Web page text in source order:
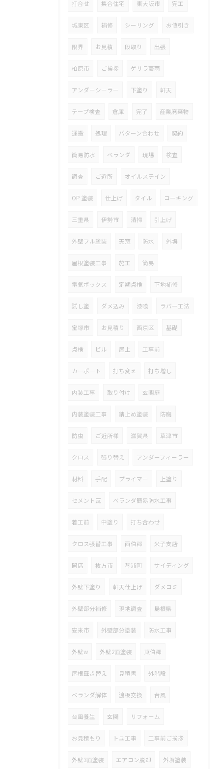
打合せ 集合住宅 東大阪市 完工
城東区 補修 シーリング お値引き
限界 お見積 段取り 出張
柏原市 ご挨拶 ゲリラ豪雨
アンダーシーラー 下塗り 軒天
テープ検査 倉庫 完了 産業廃棄物
運搬 処理 パターン合わせ 契約
簡易防水 ベランダ 現場 検査
調査 ご近所 オイルステイン
OP 塗装 仕上げ タイル コーキング
三重県 伊勢市 清掃 引上げ
外壁フル塗装 天窓 防水 外塀
屋根塗装工事 施工 簡易
電気ボックス 定期点検 下地補修
試し塗 ダメ込み 漆喰 ラバー工法
宝塚市 お見積り 西京区 基礎
点検 ビル 屋上 工事前
カーポート 打ち変え 打ち増し
内装工事 取り付け 玄関扉
内装塗装工事 錆止め塗装 防腐
防虫 ご近所様 滋賀県 草津市
クロス 張り替え アンダーフィーラー
材料 手配 プライマー 上塗り
セメント瓦 ベランダ簡易防水工事
着工前 中塗り 打ち合わせ
クロス張替工事 西伯郡 米子支店
開店 枚方市 琴浦町 サイディング
外壁下塗り 軒天仕上げ ダメコミ
外壁部分補修 現地調査 島根県
安来市 外壁部分塗装 防水工事
外壁w 外壁2面塗装 東伯郡
屋根葺き替え 見積書 外階段
ベランダ解体 浪板交換 台風
台風養生 玄関 リフォーム
お見積もり トユ工事 工事前ご挨拶
外壁3面塗装 エアコン脱却 外塀塗装